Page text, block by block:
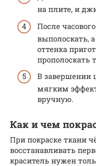
на плите, и
После
выполоскать,
оттенка
прополоскать
В завершении
мягким
вручную.
Как и чем
При покраске ткани
восстанавливать
краситель нужен